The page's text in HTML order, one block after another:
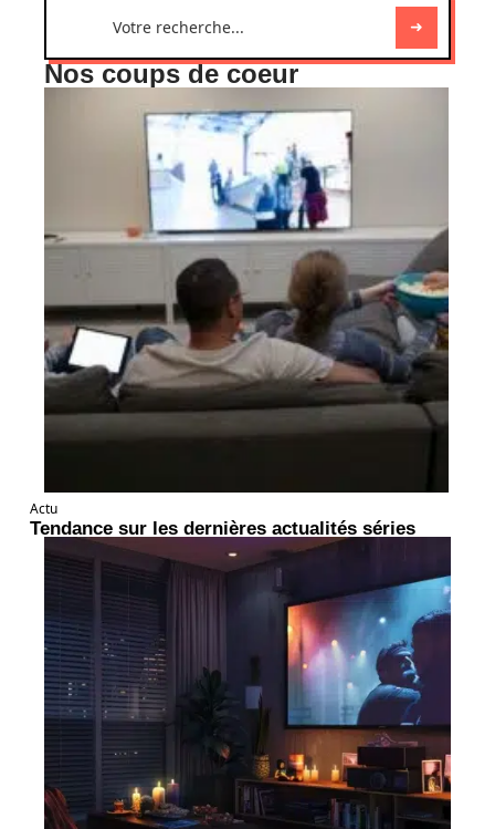
Nos coups de coeur
Actu
Tendance sur les dernières actualités séries